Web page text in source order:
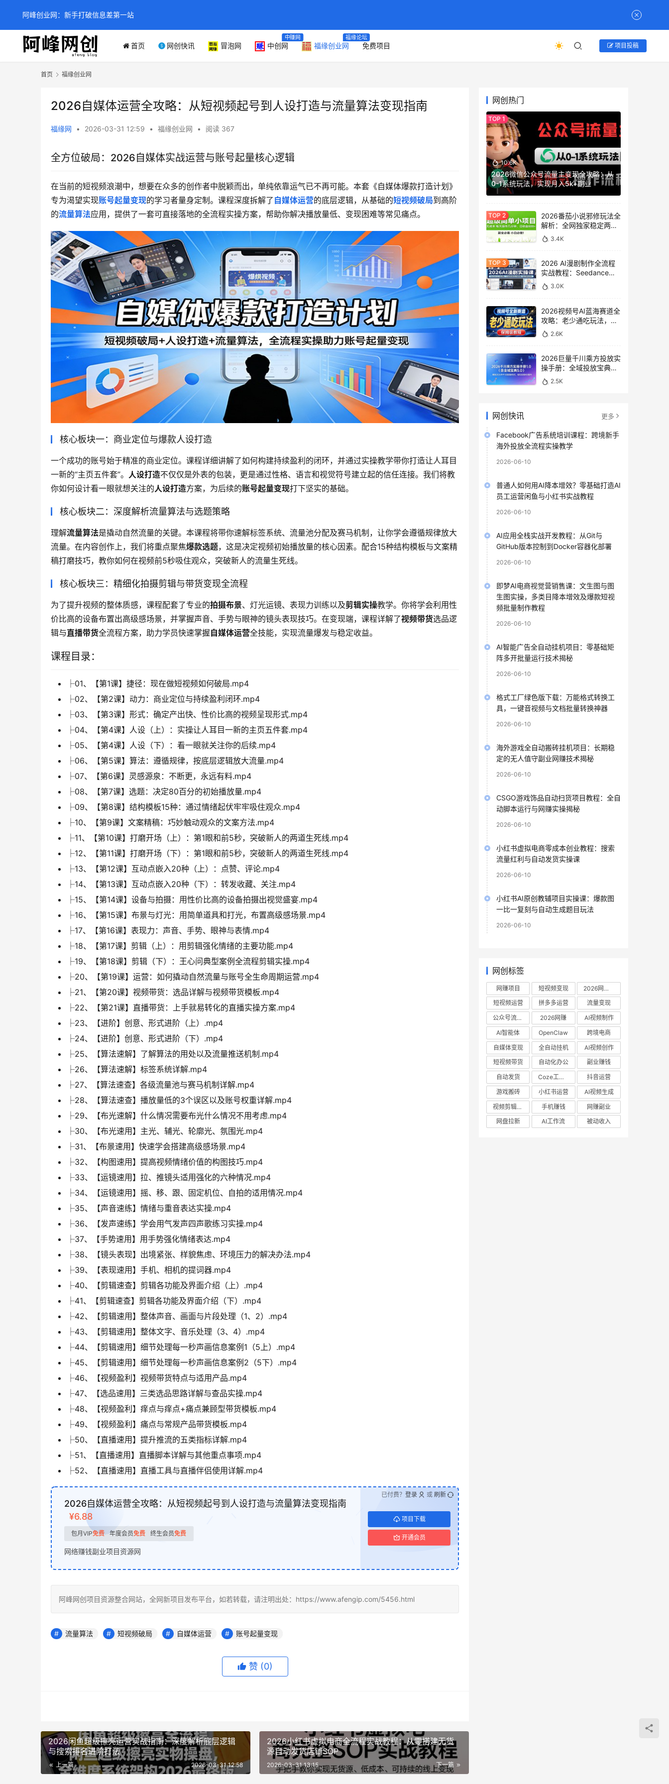
首页 网创快讯 冒泡网 中创网
中赚网
福缘创业网
福缘论坛
免费项目 项目投稿
首页 福缘创业网
2026自媒体运营全攻略：从短视频起号到人设打造与流量算法变现指南
福缘网 • 2026-03-31 12:59 • 福缘创业网 • 阅读 367
全方位破局：2026自媒体实战运营与账号起量核心逻辑
在当前的短视频浪潮中，想要在众多的创作者中脱颖而出，单纯依靠运气已不再可能。本套《自媒体爆款打造计划》
专为渴望实现账号起量变现的学习者量身定制。课程深度拆解了 自媒体运营的底层逻辑，从基础的短视频破局到高阶
的流量算法应用，提供了一套可直接落地的全流程实操方案，帮助你解决播放量低、变现困难等常见痛点。
核心板块一：商业定位与爆款人设打造
一个成功的账号始于精准的商业定位。课程详细讲解了如何构建持续盈利的闭环，并通过实操教学带你打造让人耳目
一新的“主页五件套”。 人设打造不仅仅是外表的包装，更是通过性格、语言和视觉符号建立起的信任连接。我们将教
你如何设计看一眼就想关注的人设打造方案，为后续的账号起量变现打下坚实的基础。
核心板块二：深度解析流量算法与选题策略
理解流量算法是撬动自然流量的关键。本课程将带你速解标签系统、流量池分配及赛马机制，让你学会遵循规律放大
流量。在内容创作上，我们将重点聚焦爆款选题，这是决定视频初始播放量的核心因素。配合15种结构模板与文案精
稿打磨技巧，教你如何在视频前5秒吸住观众，突破新人的流量生死线。
核心板块三：精细化拍摄剪辑与带货变现全流程
为了提升视频的整体质感，课程配套了专业的拍摄布景、灯光运镜、表现力训练以及剪辑实操教学。你将学会利用性
价比高的设备布置出高级感场景，并掌握声音、手势与眼神的镜头表现技巧。在变现端，课程详解了视频带货选品逻
辑与直播带货全流程方案，助力学员快速掌握自媒体运营全技能，实现流量爆发与稳定收益。
课程目录：
├01、【第1课】捷径：现在做短视频如何破局.mp4
├02、【第2课】动力：商业定位与持续盈利闭环.mp4
├03、【第3课】形式：确定产出快、性价比高的视频呈现形式.mp4
├04、【第4课】人设（上）：实操让人耳目一新的主页五件套.mp4
├05、【第4课】人设（下）：看一眼就关注你的后续.mp4
├06、【第5课】算法：遵循规律，按底层逻辑放大流量.mp4
├07、【第6课】灵感源泉：不断更，永远有料.mp4
├08、【第7课】选题：决定80百分的初始播放量.mp4
├09、【第8课】结构模板15种：通过情绪起伏牢牢吸住观众.mp4
├10、【第9课】文案精稿：巧妙触动观众的文案方法.mp4
├11、【第10课】打磨开场（上）：第1眼和前5秒，突破新人的两道生死线.mp4
├12、【第11课】打磨开场（下）：第1眼和前5秒，突破新人的两道生死线.mp4
├13、【第12课】互动点嵌入20种（上）：点赞、评论.mp4
├14、【第13课】互动点嵌入20种（下）：转发收藏、关注.mp4
├15、【第14课】设备与拍摄：用性价比高的设备拍摄出视觉盛宴.mp4
├16、【第15课】布景与灯光：用简单道具和打光，布置高级感场景.mp4
├17、【第16课】表现力：声音、手势、眼神与表情.mp4
├18、【第17课】剪辑（上）：用剪辑强化情绪的主要功能.mp4
├19、【第18课】剪辑（下）：王心问典型案例全流程剪辑实操.mp4
├20、【第19课】运营：如何撬动自然流量与账号全生命周期运营.mp4
├21、【第20课】视频带货：选品详解与视频带货模板.mp4
├22、【第21课】直播带货：上手就易转化的直播实操方案.mp4
├23、【进阶】创意、形式进阶（上）.mp4
├24、【进阶】创意、形式进阶（下）.mp4
├25、【算法速解】了解算法的用处以及流量推送机制.mp4
├26、【算法速解】标签系统详解.mp4
├27、【算法速查】各级流量池与赛马机制详解.mp4
├28、【算法速查】播放量低的3个误区以及账号权重详解.mp4
├29、【布光速解】什么情况需要布光什么情况不用考虑.mp4
├30、【布光速用】主光、辅光、轮廓光、氛围光.mp4
├31、【布景速用】快速学会搭建高级感场景.mp4
├32、【构图速用】提高视频情绪价值的构图技巧.mp4
├33、【运镜速用】拉、推镜头适用强化的六种情况.mp4
├34、【运镜速用】摇、移、跟、固定机位、自拍的适用情况.mp4
├35、【声音速练】情绪与重音表达实操.mp4
├36、【发声速练】学会用气发声四声歌练习实操.mp4
├37、【手势速用】用手势强化情绪表达.mp4
├38、【镜头表现】出境紧张、样貌焦虑、环境压力的解决办法.mp4
├39、【表现速用】手机、相机的提词器.mp4
├40、【剪辑速查】剪辑各功能及界面介绍（上）.mp4
├41、【剪辑速查】剪辑各功能及界面介绍（下）.mp4
├42、【剪辑速用】整体声音、画面与片段处理（1、2）.mp4
├43、【剪辑速用】整体文字、音乐处理（3、4）.mp4
├44、【剪辑速用】细节处理每一秒声画信息案例1（5上）.mp4
├45、【剪辑速用】细节处理每一秒声画信息案例2（5下）.mp4
├46、【视频盈利】视频带货特点与适用产品.mp4
├47、【选品速用】三类选品思路详解与查品实操.mp4
├48、【视频盈利】痒点与痒点+痛点兼顾型带货模板.mp4
├49、【视频盈利】痛点与常规产品带货模板.mp4
├50、【直播速用】提升推流的五类指标详解.mp4
├51、【直播速用】直播脚本详解与其他重点事项.mp4
├52、【直播速用】直播工具与直播伴侣使用详解.mp4
2026自媒体运营全攻略：从短视频起号到人设打造与流量算法变现指南
¥6.88
包月VIP免费 年度会员免费 终生会员免费
网络赚钱副业项目资源网
项目下载
开通会员
已付费？ 登录 或 刷新
阿峰网创项目资源整合网站，全网新项目发布平台，如若转载，请注明出处：https://www.afengip.com/5456.html
流量算法 短视频破局 自媒体运营 账号起量变现
赞 (0)
2026闲鱼超级擦亮运营实战指南：深度解析底层逻辑
与搜索排名进阶打法
上一篇 2026-03-31 12:58
2026小红书虚拟电商全流程实战教程：从零搭建无货
源自动发货店铺SOP
下一篇
2026-03-31 13:15
网创热门
10.6K
2026微信公众号流量主变现全攻略：从
0-1系统玩法，实现月入5k+副业
2026番茄小说邪修玩法全
解析：全网独家稳定两年
老项目，助你日赚
500+稿费收益
3.4K
2026 AI漫剧制作全流程
实战教程：Seedance
2.0即梦视频生成与小说
授权教学
3.0K
2026视频号AI蓝海赛道全
攻略：老少通吃玩法，零
基础保姆级副业增收教程
2.6K
2026巨量千川乘方投放实
操手册：全域投放宝典
5.0深度解析ROI提升方案
2.5K
网创快讯 更多
Facebook广告系统培训课程：跨境新手
海外投放全流程实操教学
2026-06-10
普通人如何用AI降本增效？零基础打造AI
员工运营闲鱼与小红书实战教程
2026-06-10
AI应用全栈实战开发教程：从Git与
GitHub版本控制到Docker容器化部署
2026-06-10
即梦AI电商视觉营销售课：文生图与图
生图实操，多类目降本增效及爆款短视
频批量制作教程
2026-06-10
AI智能广告全自动挂机项目：零基础矩
阵多开批量运行技术揭秘
2026-06-10
格式工厂绿色版下载：万能格式转换工
具，一键音视频与文档批量转换神器
2026-06-10
海外游戏全自动搬砖挂机项目：长期稳
定的无人值守副业网赚技术揭秘
2026-06-10
CSGO游戏饰品自动扫货项目教程：全自
动脚本运行与网赚实操揭秘
2026-06-10
小红书虚拟电商零成本创业教程：搜索
流量红利与自动发货实操课
2026-06-10
小红书AI原创教辅项目实操课：爆款图
一比一复刻与自动生成题目玩法
2026-06-10
网创标签
网赚项目 短视频变现
2026网赚项目
短视频运营
拼多多运营
流量变现
公众号流量主
2026网赚
AI视频制作
AI智能体
OpenClaw
跨境电商
自媒体变现
全自动挂机
AI视频创作
短视频带货
自动化办公
副业赚钱
自动发货
Coze工作流
抖音运营
游戏搬砖
小红书运营
AI视频生成
视频剪辑教程
手机赚钱
网赚副业
网盘拉新
AI工作流 被动收入
阿峰创业网：新手打破信息差第一站